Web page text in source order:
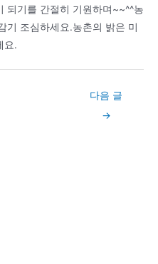
되기를 간절히 기원하며~~^^농
기 조심하세요.농촌의 밝은 미
요.
다음 글
→